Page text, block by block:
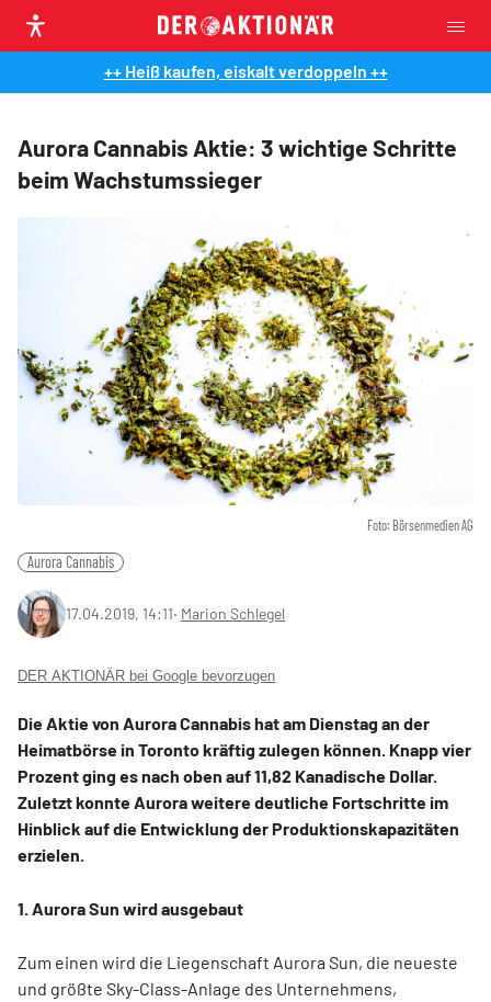
++ Heiß kaufen, eiskalt verdoppeln ++
Aurora Cannabis Aktie: 3 wichtige Schritte
beim Wachstumssieger
Foto: Börsenmedien AG
Aurora Cannabis
17.04.2019, 14:11‧ Marion Schlegel
DER AKTIONÄR bei Google bevorzugen
Die Aktie von Aurora Cannabis hat am Dienstag an der
Heimatbörse in Toronto kräftig zulegen können. Knapp vier
Prozent ging es nach oben auf 11,82 Kanadische Dollar.
Zuletzt konnte Aurora weitere deutliche Fortschritte im
Hinblick auf die Entwicklung der Produktionskapazitäten
erzielen.
1. Aurora Sun wird ausgebaut
Zum einen wird die Liegenschaft Aurora Sun, die neueste
und größte Sky-Class-Anlage des Unternehmens,